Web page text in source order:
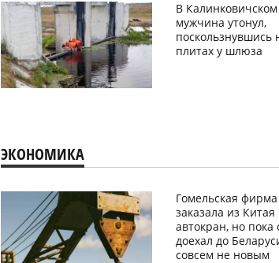
В
мужчина утонул,
поскользнувшись
плитах у шлюза
ЭКОНОМИКА
Гомельская фирма
заказала из
автокран, но пока
доехал до
совсем не новым